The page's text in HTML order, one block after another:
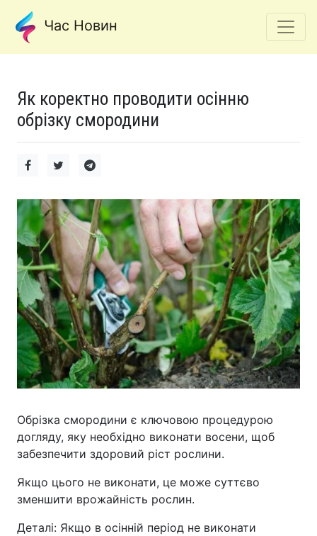
Час Новин
Як коректно проводити осінню
обрізку смородини
Обрізка смородини є ключовою процедурою
догляду, яку необхідно виконати восени, щоб
забезпечити здоровий ріст рослини.
Якщо цього не виконати, це може суттєво
зменшити врожайність рослин.
Деталі: Якщо в осінній період не виконати